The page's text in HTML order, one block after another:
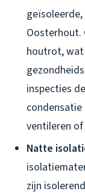
Oosterhout.
houtrot,
inspecties
ventileren
Natte
zijn